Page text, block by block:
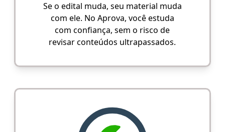
Se o edital muda, seu material muda
com ele. No Aprova, você estuda
com confiança, sem o risco de
revisar conteúdos ultrapassados.